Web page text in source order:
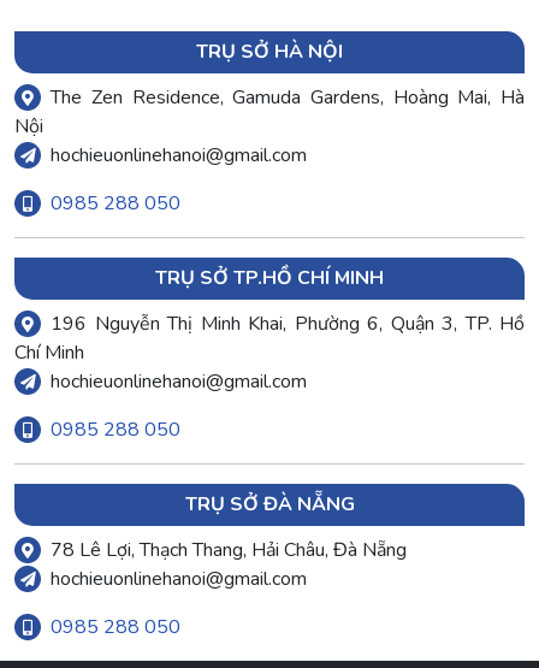
TRỤ SỞ HÀ NỘI
The Zen Residence, Gamuda Gardens, Hoàng Mai, Hà
Nội
hochieuonlinehanoi@gmail.com
0985 288 050
TRỤ SỞ TP.HỒ CHÍ MINH
196 Nguyễn Thị Minh Khai, Phường 6, Quận 3, TP. Hồ
Chí Minh
hochieuonlinehanoi@gmail.com
0985 288 050
TRỤ SỞ ĐÀ NẴNG
78 Lê Lợi, Thạch Thang, Hải Châu, Đà Nẵng
hochieuonlinehanoi@gmail.com
0985 288 050